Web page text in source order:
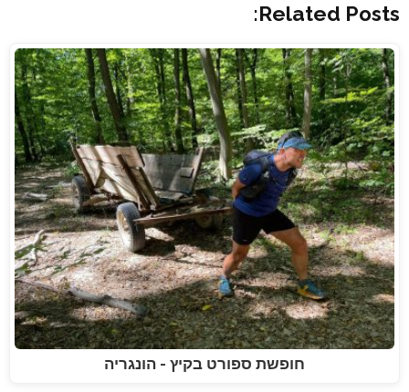
Related Posts:
חופשת ספורט בקיץ - הונגריה